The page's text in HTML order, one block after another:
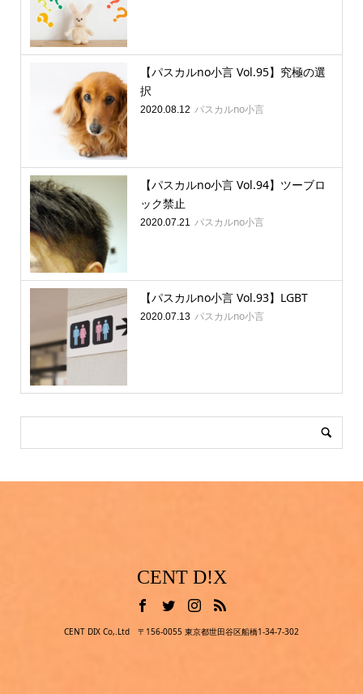
【パスカルno小言 Vol.95】究極の選
択
2020.08.12 パスカルno小言
【パスカルno小言 Vol.94】ツーブロ
ック禁止
2020.07.21 パスカルno小言
【パスカルno小言 Vol.93】LGBT
2020.07.13 パスカルno小言
CENT D!X
CENT DIX Co,.Ltd 〒156-0055 東京都世田谷区船橋1-34-7-302